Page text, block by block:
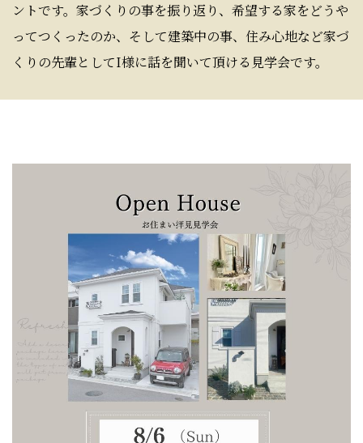
ントです。家づくりの事を振り返り、希望する家をどうや
ってつくったのか、そして建築中の事、住み心地など家づ
くりの先輩としてI様に話を聞いて頂ける見学会です。